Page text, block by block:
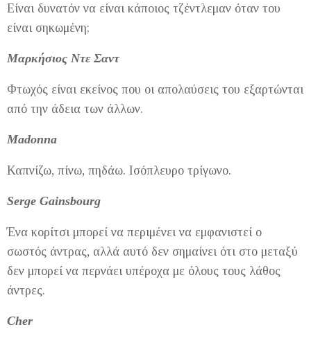
Είναι δυνατόν να είναι κάποιος τζέντλεμαν όταν του
είναι σηκωμένη;
Μαρκήσιος Ντε Σαντ
Φτωχός είναι εκείνος που οι απολαύσεις του εξαρτώνται
από την άδεια των άλλων.
Madonna
Καπνίζω, πίνω, πηδάω. Ισόπλευρο τρίγωνο.
Serge Gainsbourg
Ένα κορίτσι μπορεί να περιμένει να εμφανιστεί ο
σωστός άντρας, αλλά αυτό δεν σημαίνει ότι στο μεταξύ
δεν μπορεί να περνάει υπέροχα με όλους τους λάθος
άντρες.
Cher